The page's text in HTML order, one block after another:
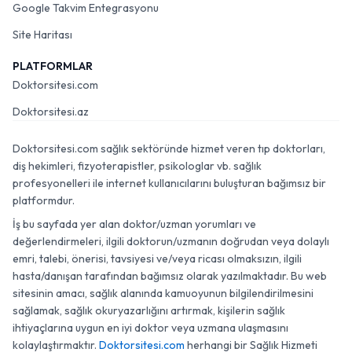
Google Takvim Entegrasyonu
Site Haritası
PLATFORMLAR
Doktorsitesi.com
Doktorsitesi.az
Doktorsitesi.com sağlık sektöründe hizmet veren tıp doktorları,
diş hekimleri, fizyoterapistler, psikologlar vb. sağlık
profesyonelleri ile internet kullanıcılarını buluşturan bağımsız bir
platformdur.
İş bu sayfada yer alan doktor/uzman yorumları ve
değerlendirmeleri, ilgili doktorun/uzmanın doğrudan veya dolaylı
emri, talebi, önerisi, tavsiyesi ve/veya ricası olmaksızın, ilgili
hasta/danışan tarafından bağımsız olarak yazılmaktadır. Bu web
sitesinin amacı, sağlık alanında kamuoyunun bilgilendirilmesini
sağlamak, sağlık okuryazarlığını artırmak, kişilerin sağlık
ihtiyaçlarına uygun en iyi doktor veya uzmana ulaşmasını
kolaylaştırmaktır. Doktorsitesi.com herhangi bir Sağlık Hizmeti